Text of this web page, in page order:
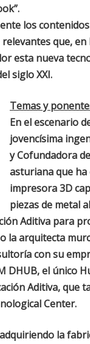
los
que, en
esta nueva
siglo XXI.
Temas y
En el escenario
jovencísima
y Cofundadora
asturiana que ha
impresora 3D
piezas de metal
Aditiva para
la arquitecta
con su
DHUB, el único
Aditiva, que
Center.
la